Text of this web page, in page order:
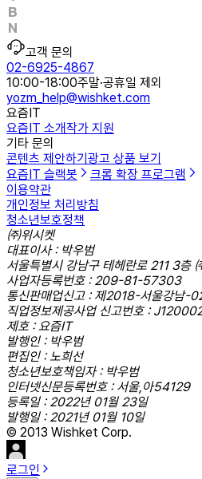
고객 문의
02-6925-4867
10:00-18:00주말·공휴일 제외
yozm_help@wishket.com
요즘IT
요즘IT 소개작가 지원
기타 문의
콘텐츠 제안하기 광고 상품 보기
요즘IT 슬랙봇
크롬 확장 프로그램
이용약관
개인정보 처리방침
청소년보호정책
㈜위시켓
대표이사 : 박우범
서울특별시 강남구 테헤란로 211 3층
사업자등록번호 : 209-81-57303
통신판매업신고 : 제2018-서울강남-
직업정보제공사업 신고번호 :
제호 : 요즘IT
발행인 : 박우범
편집인 : 노희선
청소년보호책임자 : 박우범
인터넷신문등록번호 : 서울,아54129
등록일 : 2022년 01월 23일
발행일 : 2021년 01월 10일
© 2013 Wishket Corp.
로그인